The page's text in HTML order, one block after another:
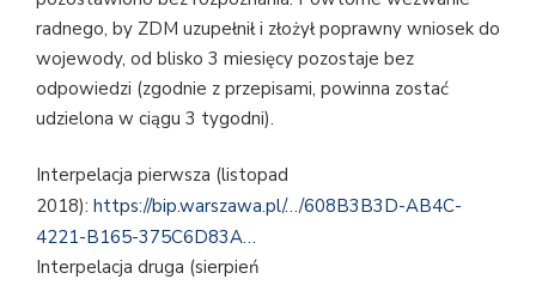
radnego, by ZDM uzupełnił i złożył poprawny wniosek do
wojewody, od blisko 3 miesięcy pozostaje bez
odpowiedzi (zgodnie z przepisami, powinna zostać
udzielona w ciągu 3 tygodni).
Interpelacja pierwsza (listopad
2018): https://bip.warszawa.pl/…/608B3B3D-AB4C-
4221-B165-375C6D83A…
Interpelacja druga (sierpień